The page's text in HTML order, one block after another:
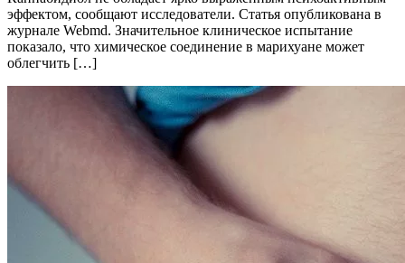
эффектом, сообщают исследователи. Статья опубликована в
журнале Webmd. Значительное клиническое испытание
показало, что химическое соединение в марихуане может
облегчить […]